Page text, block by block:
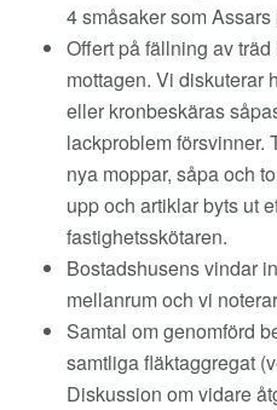
4 småsaker som
Offert på fällning av
mottagen. Vi diskuterar
eller kronbeskäras
lackproblem försvinner.
nya moppar, såpa och
upp och artiklar byts ut
fastighetsskötaren.
Bostadshusens vindar
mellanrum och vi
Samtal om genomförd
samtliga fläktaggregat
Diskussion om vidare